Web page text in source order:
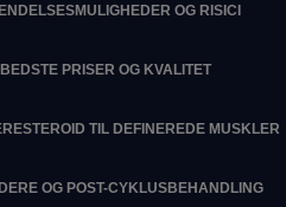
OG RISICI
PRISER OG KVALITET
TIL DEFINEREDE MUSKLER
OG POST-CYKLUSBEHANDLING